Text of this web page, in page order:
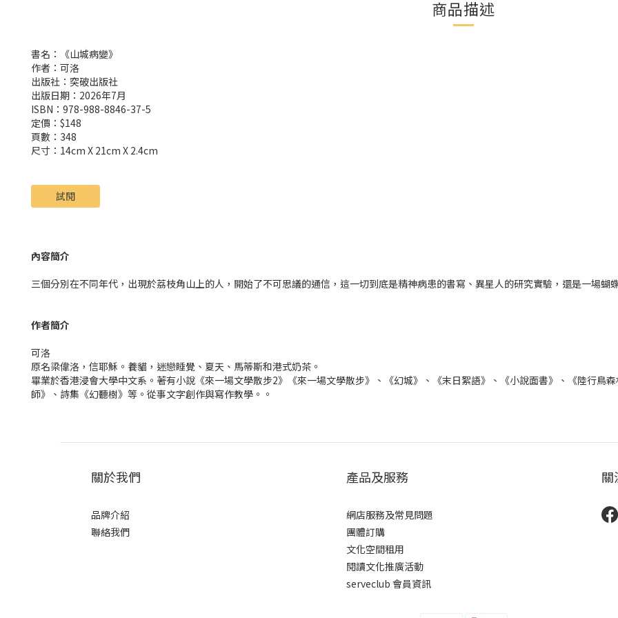
商品描述
書名：《山城病變》
作者：可洛
出版社：突破出版社
出版日期：2026年7月
ISBN：978-988-8846-37-5
定價：$148
頁數：348
尺寸：14cm X 21cm X 2.4cm
試閱
內容簡介
三個分別在不同年代，出現於荔枝角山上的人，開始了不可思議的通信，這一切到底是精神病患的書寫、異星人的研究實驗，還是一場蝴
作者簡介
可洛
原名梁偉洛，信耶穌。養貓，迷戀睡覺、夏天、馬蒂斯和港式奶茶。
畢業於香港浸會大學中文系。著有小說《來一場文學散步2》《來一場文學散步》、《幻城》、《末日絮語》、《小說面書》、《陸行鳥
師》、詩集《幻聽樹》等。從事文字創作與寫作教學。。
關於我們
品牌介紹
聯絡我們
產品及服務
網店服務及常見問題
團體訂購
文化空間租用
閱讀文化推廣活動
serveclub 會員資訊
關